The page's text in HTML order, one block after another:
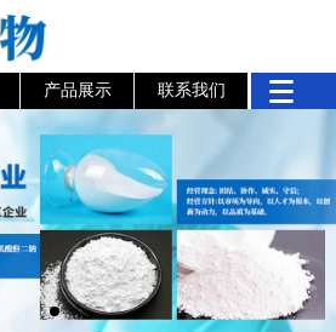
产品展示 联系我们